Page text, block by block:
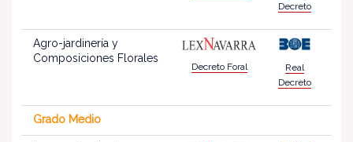
Decreto
Agro-jardinería y
Composiciones Florales
Decreto Foral
Real
Decreto
Grado Medio